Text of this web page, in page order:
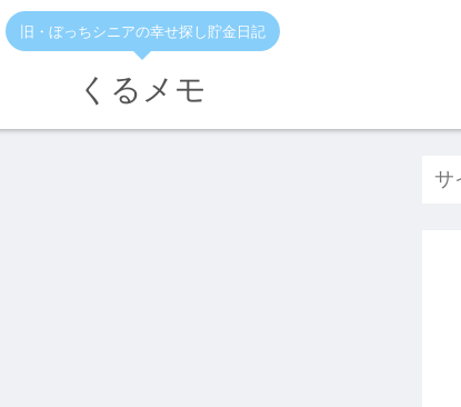
旧・ぼっちシニアの幸せ探し貯金日記
くるメモ